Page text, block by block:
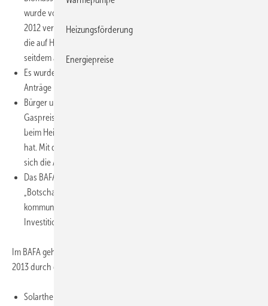
wurde von Bundesumweltminister Peter Altmaier im August
2012 verbessert. Private und auch gewerbliche Hausbesitzer,
die auf Heizen mit erneuerbaren Energien setzen, können
seitdem attraktive Investitionszuschüsse erhalten.
Es wurden ausreichend Mittel zur Verfügung gestellt, um alle
Anträge bedienen zu können.
Bürger und Wirtschaft haben aufgrund steigender Öl- und
Gaspreise erkannt, dass der Einsatz erneuerbarer Energien
beim Heizen auch positive Effekte für den eigenen Geldbeutel
hat. Mit den Zuschüssen des Marktanreizprogramms verkürzen
sich die Amortisationszeiten auf wenige Jahre.
Das BAFA hat eine Kooperation mit Kommunen initiiert, die als
„Botschafter des Marktanreizprogramms“ im Rahmen ihrer
kommunalen Klimaschutzaktivitäten erfolgreich für die
Investitionszuschüsse des BAFA werben.
Im BAFA geht man davon aus, dass sich die positive Entwicklung in
2013 durch drei neue Fördermöglichkeiten noch verstärken wird:
Solarthermische Anlagen können jetzt auch in neu errichteten
Heizungsförderung
Energiepreise